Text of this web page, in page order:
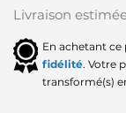
Livraison
En achetant
fidélité. Votre
transformé(s)